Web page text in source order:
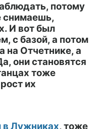
потому
снимаешь,
И вот был
с базой, а потом
на Отчетнике, а
они становятся
тоже
их
в Лужниках, тоже